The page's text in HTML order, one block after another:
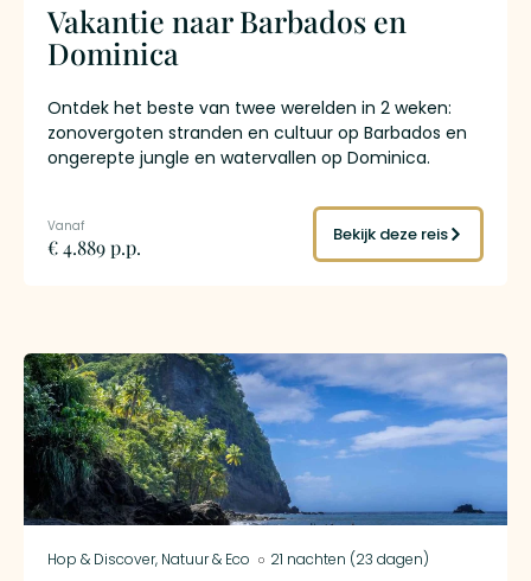
Vakantie naar Barbados en
Dominica
Ontdek het beste van twee werelden in 2 weken:
zonovergoten stranden en cultuur op Barbados en
ongerepte jungle en watervallen op Dominica.
vrijheid met je huurauto en beleef een onvergetelijk
Caribisch avontuur.
€ 4.889 p.p.
Bekijk deze reis
Hop & Discover, Natuur & Eco 21 nachten (23 dagen)